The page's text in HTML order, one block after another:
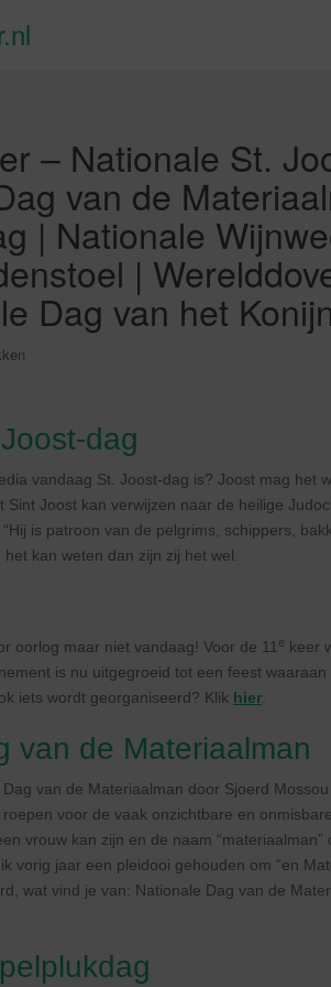
– Nationale St.
van de
| Nationale
|
Dag van het
dag
vandaag St. Joost-dag is? Joost mag het
Sint Joost kan verwijzen naar de heilige
is patroon van de pelgrims, schippers,
kan weten dan zijn zij het wel.
oorlog maar niet vandaag! Voor de 11 e keer
is nu uitgegroeid tot een feest
iets wordt georganiseerd? Klik hier
van de Materiaalman
van de Materiaalman door Sjoerd
voor de vaak onzichtbare en
vrouw kan zijn en de naam
vorig jaar een pleidooi gehouden om “en
wat vind je van: Nationale Dag van de